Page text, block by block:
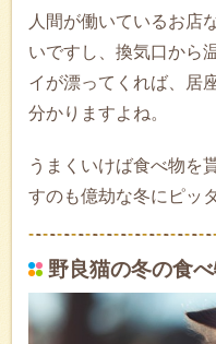
人間が働いているお店
いですし、換気口から
イが漂ってくれば、居
分かりますよね。
うまくいけば食べ物を
すのも億劫な冬にピッ
野良猫の冬の食べ